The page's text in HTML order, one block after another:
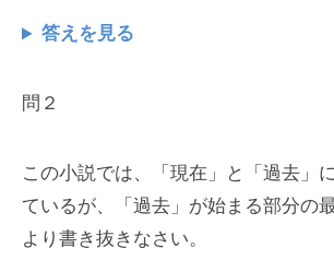
答えを見る
問２
この小説では、「現在」と「過去」
ているが、「過去」が始まる部分の
より書き抜きなさい。